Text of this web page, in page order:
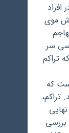
موی
سر
تراکم
که